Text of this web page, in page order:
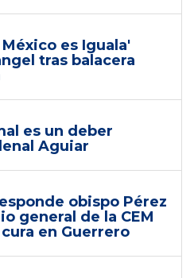
es Iguala'
tras balacera
es un deber
Aguiar
obispo Pérez
general de la CEM
en Guerrero